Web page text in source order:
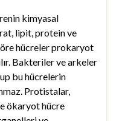
kimyasal
lipit, protein ve
hücreler prokaryot
Bakteriler ve arkeler
bu hücrelerin
Protistalar,
ökaryot hücre